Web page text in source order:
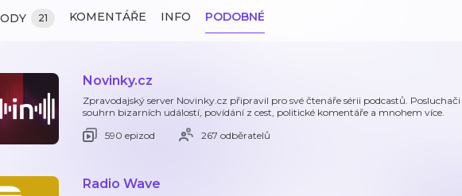
21 KOMENTÁŘE INFO PODOBNÉ
Novinky.cz
Zpravodajský server Novinky.cz připravil pro své čtenáře sérii podcastů.
souhrn bizarních událostí, povídání z cest, politické komentáře a mnohem více.
590 epizod
267 odběratelů
Radio Wave